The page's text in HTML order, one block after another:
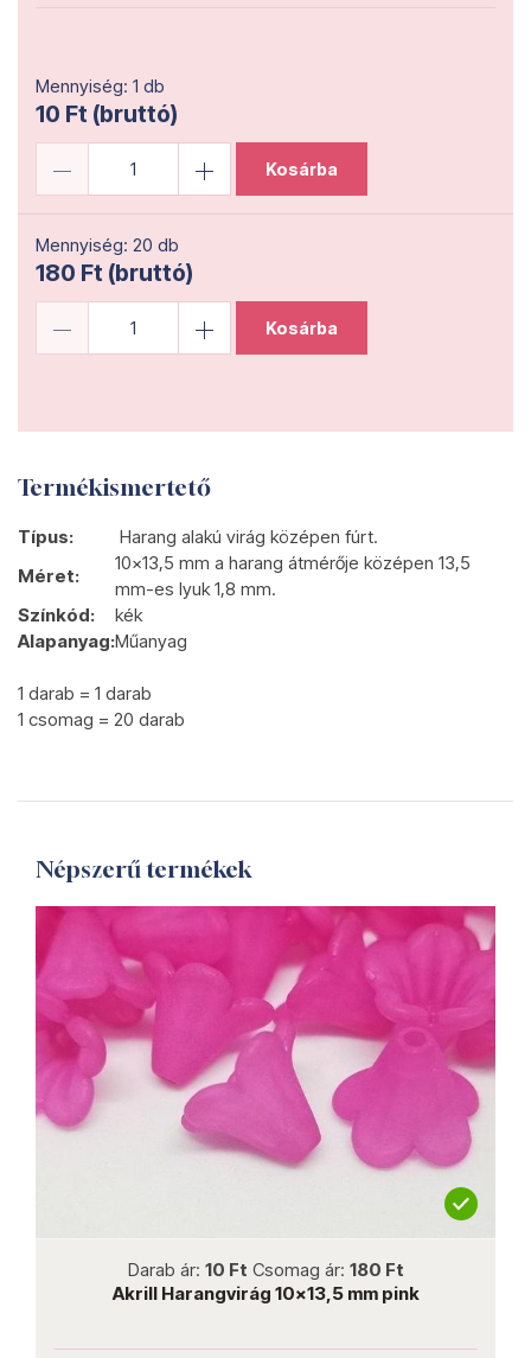
Mennyiség: 1 db
10 Ft (bruttó)
Kosárba
Mennyiség: 20 db
180 Ft (bruttó)
Kosárba
Termékismertető
Típus:
Harang alakú virág középen fúrt.
Méret:
10x13,5 mm a harang átmérője középen 13,5
mm-es lyuk 1,8 mm.
Színkód:
kék
Alapanyag:Műanyag
1 darab = 1 darab
1 csomag = 20 darab
Népszerű termékek
Darab ár: 10 Ft Csomag ár: 180 Ft
Akrill Harangvirág 10x13,5 mm pink